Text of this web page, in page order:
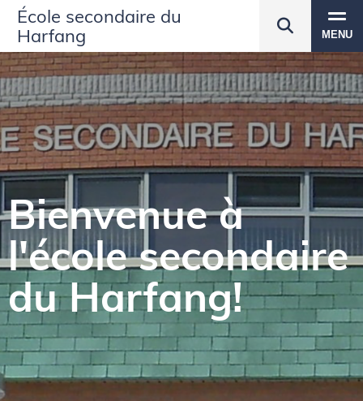
École secondaire du
Harfang
MENU
Bienvenue à
l'école secondaire
du Harfang!